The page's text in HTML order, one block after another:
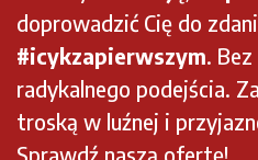
doprowadzić Cię do
#icykzapierwszym.
radykalnego podejścia.
troską w luźnej i
Sprawdź naszą ofertę!